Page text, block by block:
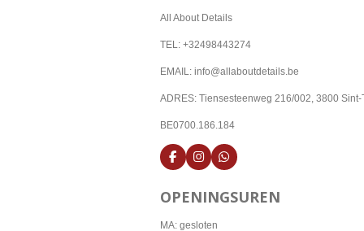
All About Details
TEL: +32498443274
EMAIL: info@allaboutdetails.be
ADRES: Tiensesteenweg 216/002, 3800 Sint-
BE0700.186.184
F
a
e
I
n
t
W
h
t
OPENINGSUREN
MA: gesloten